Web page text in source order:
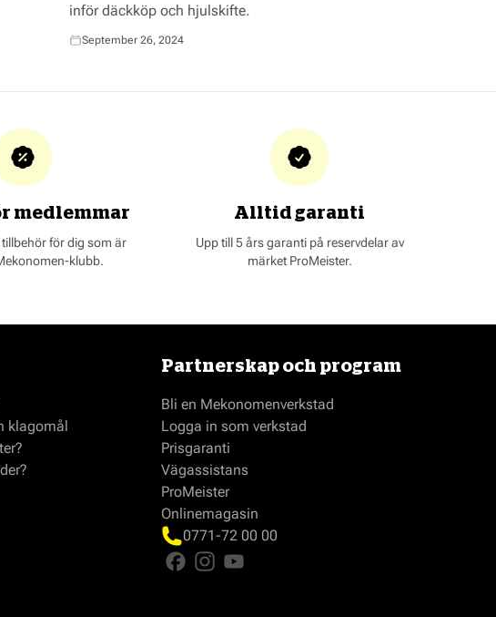
inför däckköp och hjulskifte.
September 26, 2024
medlemmar
för dig som är
klubb.
Alltid garanti
Upp till 5 års garanti på reservdelar av
märket ProMeister.
klagomål
Partnerskap och program
Bli en Mekonomenverkstad
Logga in som verkstad
Prisgaranti
Vägassistans
ProMeister
Onlinemagasin
0771-72 00 00